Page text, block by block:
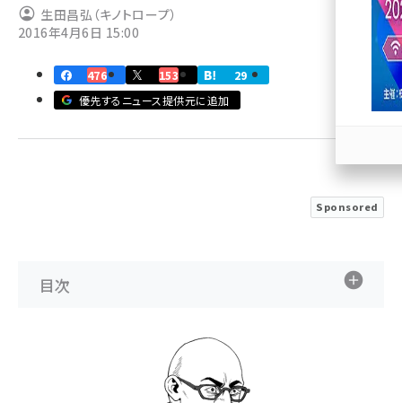
meo (1277)
llmo (1167)
生田昌弘（キノトロープ）
2016年4月6日 15:00
476 153
29
優先するニュース提供元に追加
Sponsored
目次